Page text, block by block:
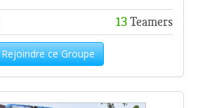
13Teamers
Rejoindre ce Groupe